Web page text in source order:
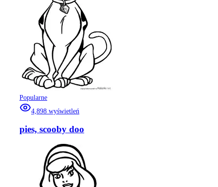
Popularne
4,898 wyświetleń
pies, scooby doo